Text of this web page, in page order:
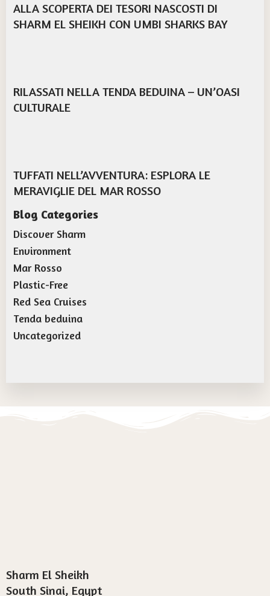
ALLA SCOPERTA DEI TESORI NASCOSTI DI
SHARM EL SHEIKH CON UMBI SHARKS BAY
RILASSATI NELLA TENDA BEDUINA – UN’OASI
CULTURALE
TUFFATI NELL’AVVENTURA: ESPLORA LE
MERAVIGLIE DEL MAR ROSSO
Blog Categories
Discover Sharm
Environment
Mar Rosso
Plastic-Free
Red Sea Cruises
Tenda beduina
Uncategorized
Sharm El Sheikh
South Sinai, Egypt